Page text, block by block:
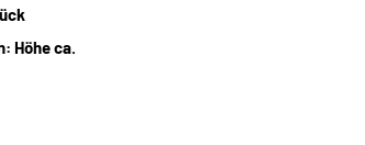
Höhe ca.